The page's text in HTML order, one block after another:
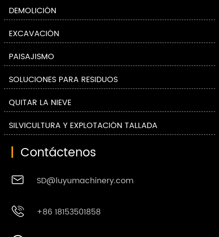
DEMOLICIÓN
EXCAVACIÓN
PAISAJISMO
SOLUCIONES PARA RESIDUOS
QUITAR LA NIEVE
SILVICULTURA Y EXPLOTACIÓN TALLADA
| Contáctenos
 SD@luyumachinery.com
 +86 18153501858